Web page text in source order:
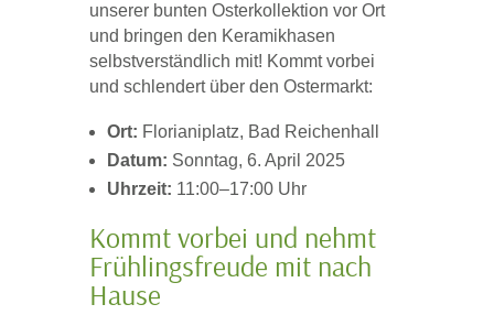
unserer bunten Osterkollektion vor Ort
und bringen den Keramikhasen
selbstverständlich mit! Kommt vorbei
und schlendert über den Ostermarkt:
Ort: Florianiplatz, Bad Reichenhall
Datum: Sonntag, 6. April 2025
Uhrzeit: 11:00–17:00 Uhr
Kommt vorbei und nehmt
Frühlingsfreude mit nach
Hause